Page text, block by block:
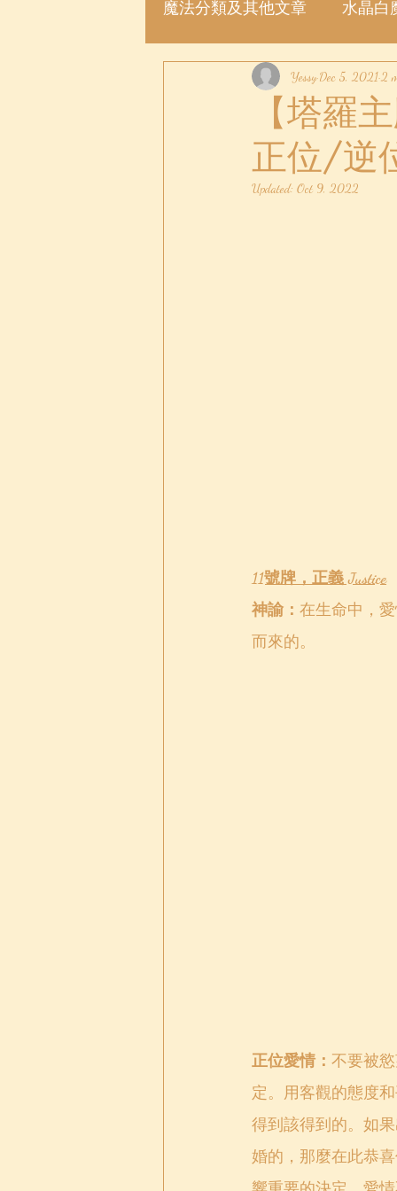
魔法分類及其他文章 水晶白
魔法許願瓶 魔法粉
【塔羅
正位/逆
Yessy Dec 5, 20212
Updated: Oct 9, 2022
11號牌，正義 Justice
神諭： 在生命中，
而來的。
正位愛情： 不要被
定。用客觀的態度
得到該得到的。如
婚的，那麼在此恭